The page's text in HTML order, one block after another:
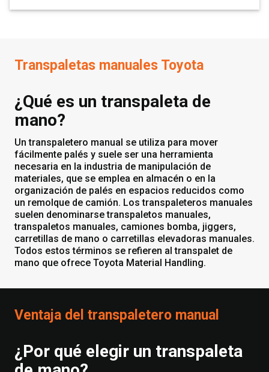
Transpaletas manuales Toyota
¿Qué es un transpaleta de
mano?
Un transpaletero manual se utiliza para mover
fácilmente palés y suele ser una herramienta
necesaria en la industria de manipulación de
materiales, que se emplea en almacén o en la
organización de palés en espacios reducidos como
un remolque de camión. Los transpaleteros manuales
suelen denominarse transpaletos manuales,
transpaletos manuales, camiones bomba, jiggers,
carretillas de mano o carretillas elevadoras manuales.
Todos estos términos se refieren al transpalet de
mano que ofrece Toyota Material Handling.
Ventaja del transpaletero manual
¿Por qué elegir un transpaleta